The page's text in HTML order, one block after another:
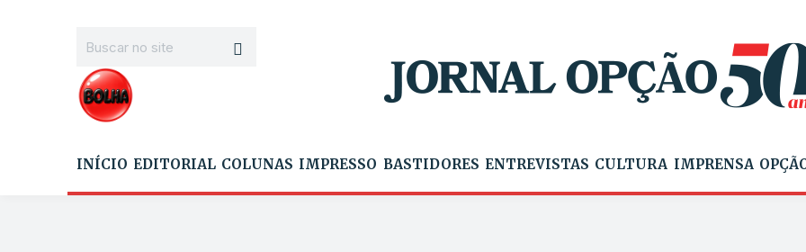
INÍCIO EDITORIAL COLUNAS IMPRESSO BASTIDORES ENTREVISTAS CULTURA IMPRENSA